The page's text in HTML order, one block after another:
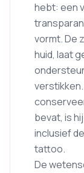
hebt: een
vormt. De
huid, laat
bevat, is
inclusief
tattoo.
De